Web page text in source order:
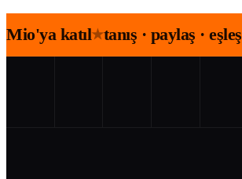
Mio'ya katıl★tanış · paylaş · eşleş